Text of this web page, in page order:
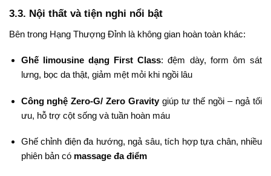
3.3. Nội thất và tiện nghi nổi bật
Bên trong Hạng Thượng Đỉnh là không gian hoàn toàn khác:
Ghế limousine dạng First Class: đệm dày, form ôm sát
lưng, bọc da thật, giảm mệt mỏi khi ngồi lâu
Công nghệ Zero-G/ Zero Gravitygiúp tư thế ngồi – ngả tối
ưu, hỗ trợ cột sống và tuần hoàn máu
Ghế chỉnh điện đa hướng, ngả sâu, tích hợp tựa chân, nhiều
phiên bản có massage đa điểm